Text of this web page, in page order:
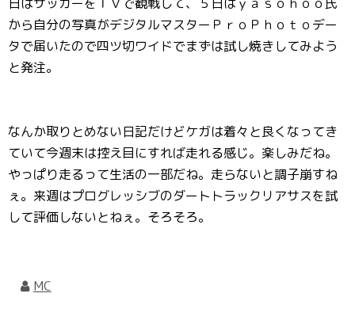
から自分の写真がデジタルマスターＰｒｏＰｈｏｔｏデー
タで届いたので四ツ切ワイドでまずは試し焼きしてみよう
と発注。
なんか取りとめない日記だけどケガは着々と良くなってき
ていて今週末は控え目にすれば走れる感じ。楽しみだね。
やっぱり走るって生活の一部だね。走らないと調子崩すね
ぇ。来週はプログレッシブのダートトラックリアサスを試
して評価しないとねぇ。そろそろ。
MC